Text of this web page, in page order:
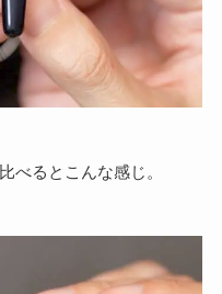
べるとこんな感じ。